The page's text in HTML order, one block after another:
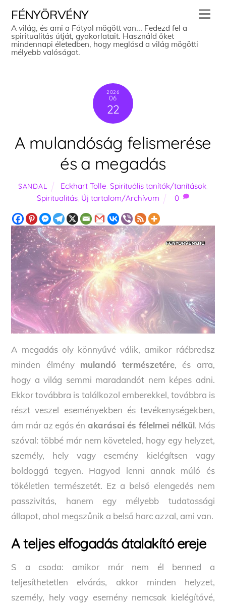
content
FÉNYÖRVÉNY
A világ, és ami a Fátyol mögött van... Fedezd fel a
spiritualitás útját, gyakorlatait. Használd őket
mindennapi életedben, hogy meglásd a világ mögötti
mélyebb valóságot.
2026
06
22
A mulandóság felismerése
és a megadás
SANDAL Eckhart Tolle Spirituális tanítók/tanítások,
Spiritualitás, Új tartalom/Archívum 0
A megadás oly könnyűvé válik, amikor ráébredsz
minden élmény mulandó természetére, és arra,
hogy a világ semmi maradandót nem képes adni.
Ekkor továbbra is találkozol emberekkel, továbbra is
részt veszel eseményekben és tevékenységekben,
ám már az egós én akarásai és félelmei nélkül. Más
szóval: többé már nem követeled, hogy egy helyzet,
személy, hely vagy esemény kielégítsen vagy
boldoggá tegyen. Hagyod lenni annak múló és
tökéletlen természetét. Ez a belső elengedés nem
passzivitás, hanem egy mélyebb tudatossági
állapot, ahol megszűnik a belső harc azzal, ami van.
A teljes elfogadás átalakító ereje
S a csoda: amikor már nem él benned a
teljesíthetetlen elvárás, akkor minden helyzet,
személy, hely vagy esemény nemcsak kielégítővé,